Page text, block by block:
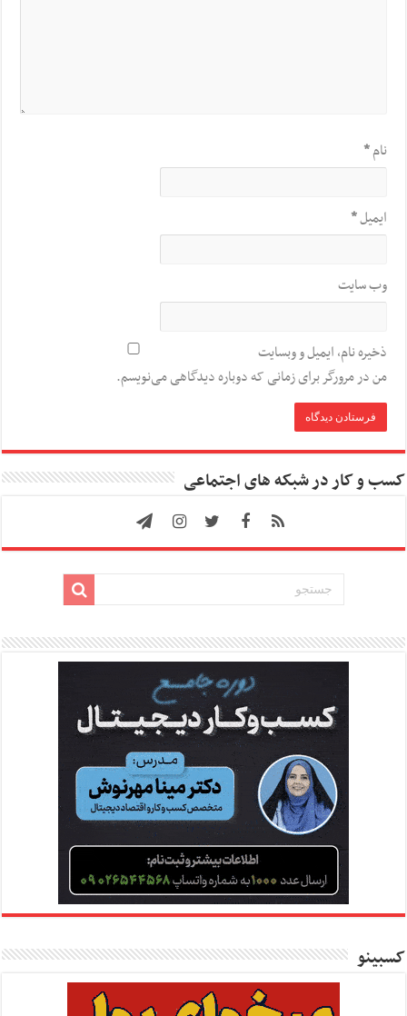
نام*
ایمیل*
وب‌ سایت
ذخیره نام، ایمیل و وبسایت
من در مرورگر برای زمانی که دوباره دیدگاهی می‌نویسم.
کسب و کار در شبکه های اجتماعی
کسبینو